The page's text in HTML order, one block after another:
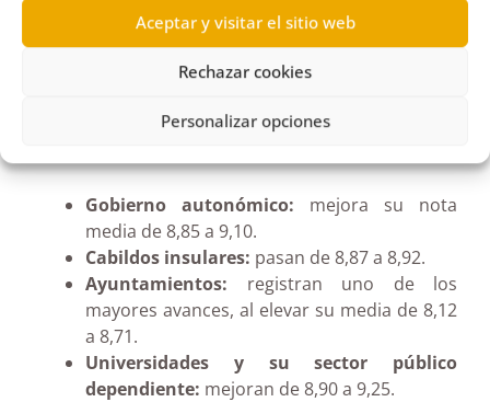
Aceptar y visitar el sitio web
Rechazar cookies
Personalizar opciones
Mejora generalizada por sectores
La evaluación ha producido las siguientes
Gobierno autonómico: mejora su nota
media de 8,85 a 9,10.
Cabildos insulares: pasan de 8,87 a 8,92.
Ayuntamientos: registran uno de los
mayores avances, al elevar su media de 8,12
a 8,71.
Universidades y su sector público
dependiente: mejoran de 8,90 a 9,25.